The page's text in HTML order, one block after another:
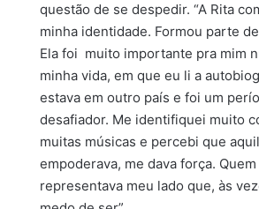
questão de se despedir. “A Rita
minha identidade. Formou parte
Ela foi muito importante pra mim
minha vida, em que eu li a
estava em outro país e foi um
desafiador. Me identifiquei muito
muitas músicas e percebi que
empoderava, me dava força.
representava meu lado que, às